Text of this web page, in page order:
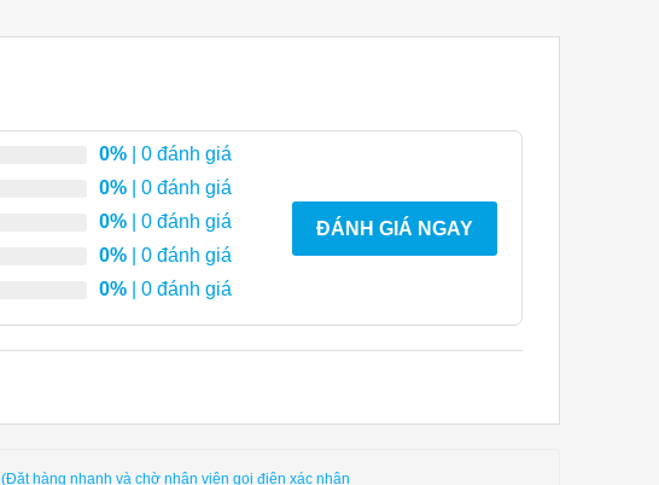
0% | 0 đánh giá
0% | 0 đánh giá
0% | 0 đánh giá
0% | 0 đánh giá
0% | 0 đánh giá
ĐÁNH GIÁ NGAY
(Đặt hàng nhanh và chờ nhân viên gọi điện xác nhận